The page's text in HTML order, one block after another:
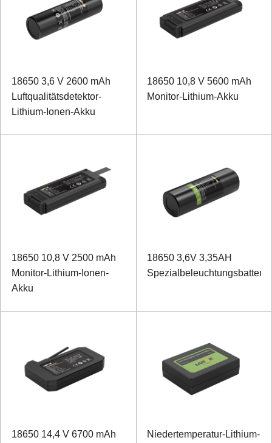
18650 3,6 V 2600 mAh
Luftqualitätsdetektor-
Lithium-Ionen-Akku
18650 10,8 V 5600 mAh
Monitor-Lithium-Akku
18650 10,8 V 2500 mAh
Monitor-Lithium-Ionen-
Akku
18650 3,6V 3,35AH
Spezialbeleuchtungsbatterie
18650 14,4 V 6700 mAh
Niedertemperatur-Lithium-